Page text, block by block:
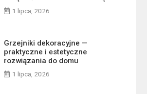
1 lipca, 2026
Grzejniki dekoracyjne —
praktyczne i estetyczne
rozwiązania do domu
1 lipca, 2026